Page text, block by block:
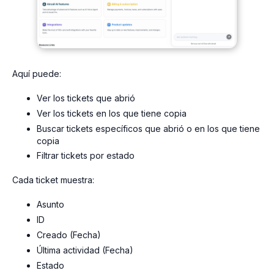
Aquí puede:
Ver los tickets que abrió
Ver los tickets en los que tiene copia
Buscar tickets específicos que abrió o en los que tiene
copia
Filtrar tickets por estado
Cada ticket muestra:
Asunto
ID
Creado (Fecha)
Última actividad (Fecha)
Estado